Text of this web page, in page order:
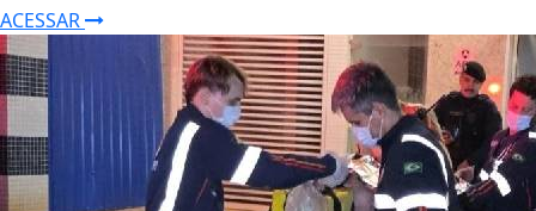
ACESSAR